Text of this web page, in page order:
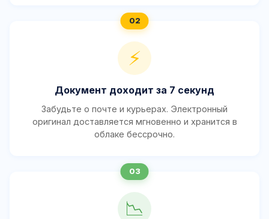
⚡
Документ доходит за 7 секунд
Забудьте о почте и курьерах. Электронный
оригинал доставляется мгновенно и хранится в
облаке бессрочно.
📉